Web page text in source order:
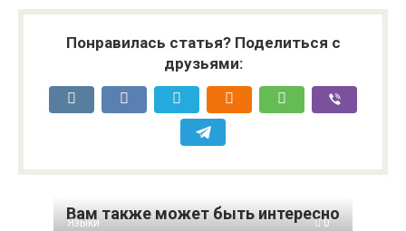
Понравилась статья? Поделиться с
друзьями:
Вам также может быть интересно
Языки 0